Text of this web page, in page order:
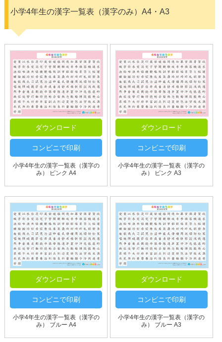
小学4年生の漢字一覧表（漢字のみ）A4・A3
ダウンロード
コンビニで印刷
小学4年生の漢字一覧表（漢字の
み） ピンク A4
ダウンロード
コンビニで印刷
小学4年生の漢字一覧表（漢字の
み） ピンク A3
ダウンロード
コンビニで印刷
小学4年生の漢字一覧表（漢字の
み） ブルー A4
ダウンロード
コンビニで印刷
小学4年生の漢字一覧表（漢字の
み） ブルー A3